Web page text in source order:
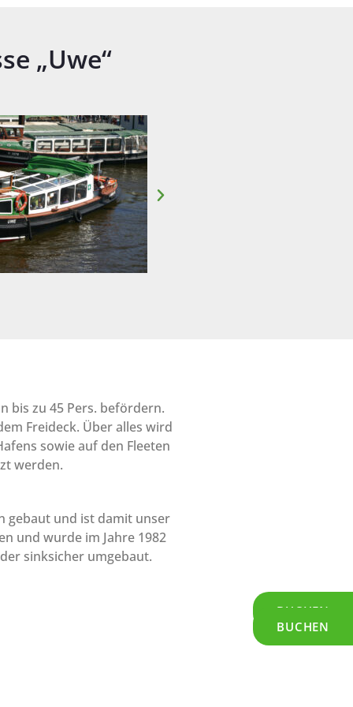
„Uwe“
bis zu 45 Pers. befördern.
Freideck. Über alles wird
sowie auf den Fleeten
werden.
gebaut und ist damit unser
und wurde im Jahre 1982
sinksicher umgebaut.
BUCHEN
BUCHEN